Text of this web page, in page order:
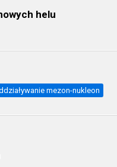
helu
mezon-nukleon